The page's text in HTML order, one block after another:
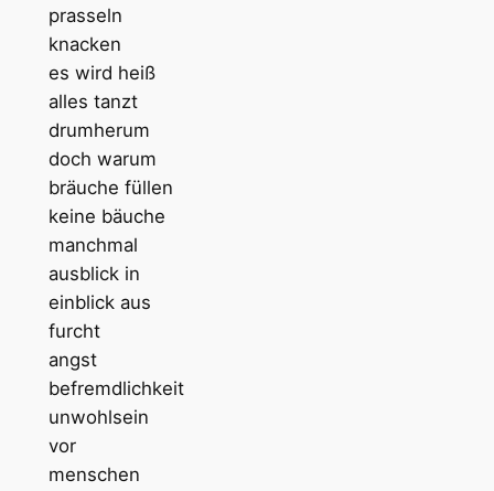
prasseln
knacken
es wird heiß
alles tanzt
drumherum
doch warum
bräuche füllen
keine bäuche
manchmal
ausblick in
einblick aus
furcht
angst
befremdlichkeit
unwohlsein
vor
menschen